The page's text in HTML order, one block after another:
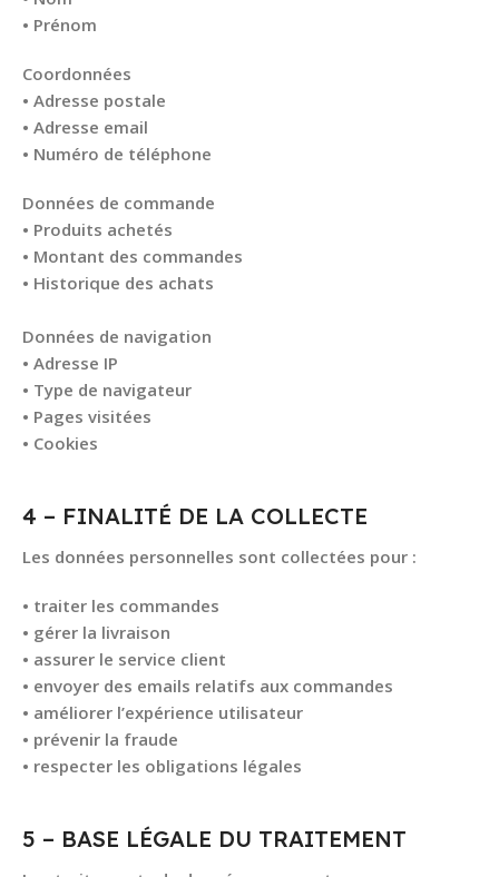
• Prénom
Coordonnées
• Adresse postale
• Adresse email
• Numéro de téléphone
Données de commande
• Produits achetés
• Montant des commandes
• Historique des achats
Données de navigation
• Adresse IP
• Type de navigateur
• Pages visitées
• Cookies
4 – FINALITÉ DE LA COLLECTE
Les données personnelles sont collectées pour :
• traiter les commandes
• gérer la livraison
• assurer le service client
• envoyer des emails relatifs aux commandes
• améliorer l’expérience utilisateur
• prévenir la fraude
• respecter les obligations légales
5 – BASE LÉGALE DU TRAITEMENT